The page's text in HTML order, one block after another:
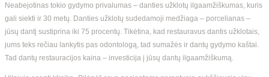
Neabejotinas tokio gydymo privalumas – danties užklotų ilgaamžiškumas, kuris
gali siekti ir 30 metų. Danties užklotų sudedamoji medžiaga – porcelianas –
jūsų dantį sustiprina iki 75 procentų. Tikėtina, kad restauravus dantis užklotais,
jums teks rečiau lankytis pas odontologą, tad sumažės ir dantų gydymo kaštai.
Tad dantų restauracijos kaina – investicija į jūsų dantų ilgaamžiškumą.